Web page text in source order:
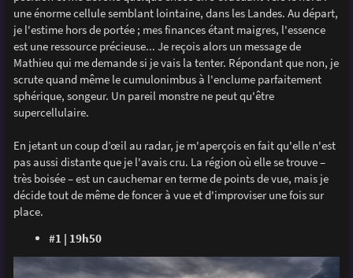
une énorme cellule semblant lointaine, dans les Landes. Au départ,
je l'estime hors de portée ; mes finances étant maigres, l'essence
est une ressource précieuse... Je reçois alors un message de
Mathieu qui me demande si je vais la tenter. Répondant que non, je
scrute quand même le cumulonimbus à l'enclume parfaitement
sphérique, songeur. Un pareil monstre ne peut qu'être
supercellulaire.
En jetant un coup d’œil au radar, je m'aperçois en fait qu'elle n'est
pas aussi distante que je l'avais cru. La région où elle se trouve –
très boisée – est un cauchemar en terme de points de vue, mais je
décide tout de même de foncer à vue et d'improviser une fois sur
place.
#1 | 19h50